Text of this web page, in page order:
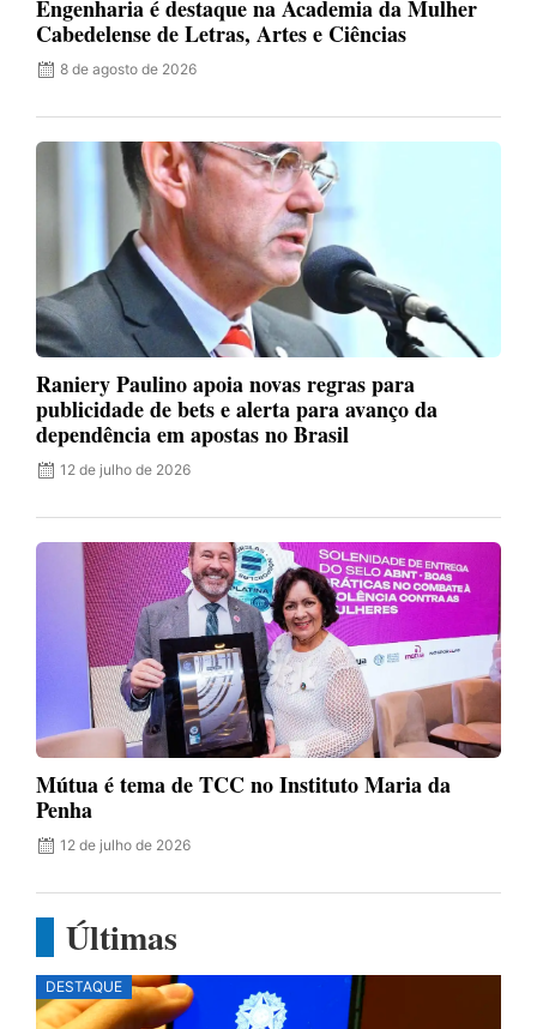
Engenharia é destaque na Academia da Mulher
Cabedelense de Letras, Artes e Ciências
8 de agosto de 2026
Raniery Paulino apoia novas regras para
publicidade de bets e alerta para avanço da
dependência em apostas no Brasil
12 de julho de 2026
Mútua é tema de TCC no Instituto Maria da
Penha
12 de julho de 2026
Últimas
DESTAQUE